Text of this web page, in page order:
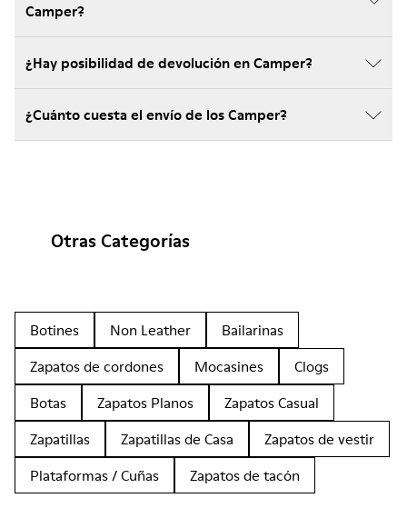
Camper?
¿Hay posibilidad de devolución en Camper?
¿Cuánto cuesta el envío de los Camper?
Otras Categorías
Botines Non Leather
Bailarinas
Zapatos de cordones
Mocasines
Clogs
Botas
Zapatos Planos
Zapatos Casual
Zapatillas
Zapatillas de Casa
Zapatos de vestir
Plataformas / Cuñas
Zapatos de tacón